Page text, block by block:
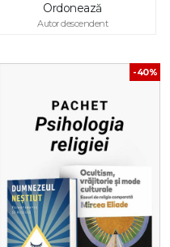
Ordonează
Autor descendent
-40%